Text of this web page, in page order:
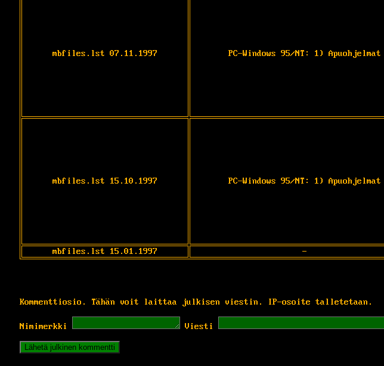
mbfiles.lst 07.11.1997 PC-Windows 95/NT: 1) Apuohjelmat
mbfiles.lst 15.10.1997 PC-Windows 95/NT: 1) Apuohjelmat
mbfiles.lst 15.01.1997 -
Kommenttiosio. Tähän voit laittaa julkisen viestin. IP-osoite talletetaan.
Nimimerkki Viesti